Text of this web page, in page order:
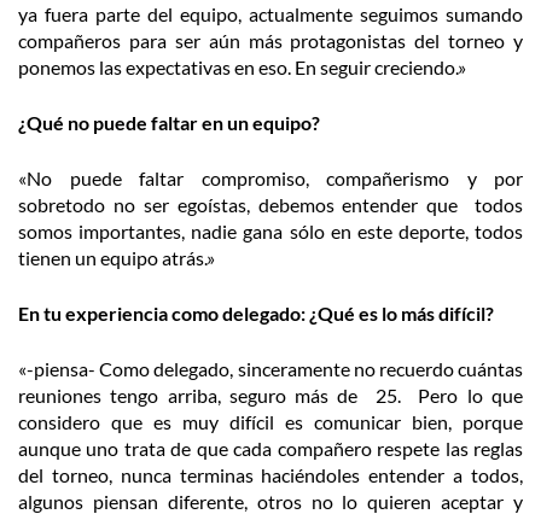
ya fuera parte del equipo, actualmente seguimos sumando
compañeros para ser aún más protagonistas del torneo y
ponemos las expectativas en eso. En seguir creciendo.»
¿Qué no puede faltar en un equipo?
«No puede faltar compromiso, compañerismo y por
sobretodo no ser egoístas, debemos entender que todos
somos importantes, nadie gana sólo en este deporte, todos
tienen un equipo atrás.»
En tu experiencia como delegado: ¿Qué es lo más difícil?
«-piensa- Como delegado, sinceramente no recuerdo cuántas
reuniones tengo arriba, seguro más de 25. Pero lo que
considero que es muy difícil es comunicar bien, porque
aunque uno trata de que cada compañero respete las reglas
del torneo, nunca terminas haciéndoles entender a todos,
algunos piensan diferente, otros no lo quieren aceptar y